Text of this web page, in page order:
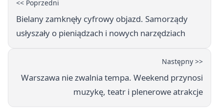
<< Poprzedni
Bielany zamknęły cyfrowy objazd. Samorządy
usłyszały o pieniądzach i nowych narzędziach
Następny >>
Warszawa nie zwalnia tempa. Weekend przynosi
muzykę, teatr i plenerowe atrakcje